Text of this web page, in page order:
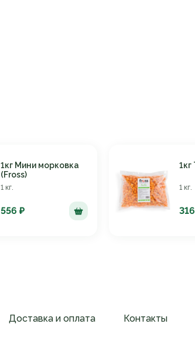
1кг Мини морковка
(Fross)
1 кг.
556 ₽
1кг
1 кг.
Доставка и оплата Контакты